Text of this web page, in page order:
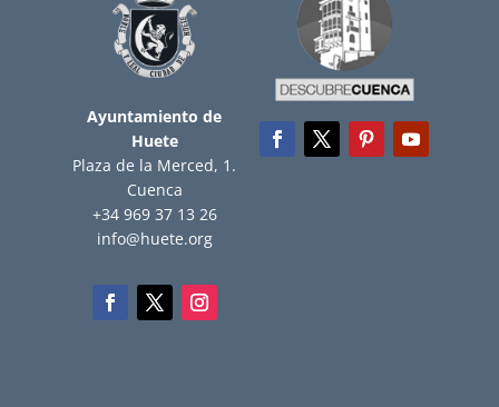
Ayuntamiento de
Huete
Plaza de la Merced, 1.
Cuenca
+34 969 37 13 26
info@huete.org